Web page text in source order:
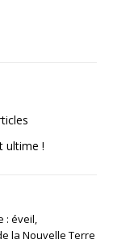
ultime !
: éveil,
la Nouvelle Terre